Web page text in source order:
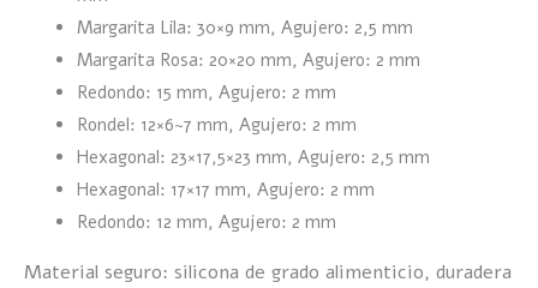
Margarita Lila: 30×9 mm, Agujero: 2,5 mm
Margarita Rosa: 20×20 mm, Agujero: 2 mm
Redondo: 15 mm, Agujero: 2 mm
Rondel: 12×6~7 mm, Agujero: 2 mm
Hexagonal: 23×17,5×23 mm, Agujero: 2,5 mm
Hexagonal: 17×17 mm, Agujero: 2 mm
Redondo: 12 mm, Agujero: 2 mm
Material seguro: silicona de grado alimenticio, duradera